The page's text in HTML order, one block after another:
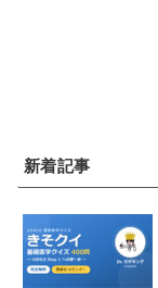
新着記事